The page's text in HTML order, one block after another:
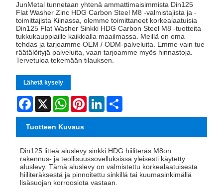
JunMetal tunnetaan yhtenä ammattimaisimmista Din125
Flat Washer Zinc HDG Carbon Steel M8 -valmistajista ja -
toimittajista Kiinassa, olemme toimittaneet korkealaatuisia
Din125 Flat Washer Sinkki HDG Carbon Steel M8 -tuotteita
tukkukauppiaille kaikkialla maailmassa. Meillä on oma
tehdas ja tarjoamme OEM / ODM-palveluita. Emme vain tue
räätälöityjä palveluita, vaan tarjoamme myös hinnastoja.
Tervetuloa tekemään tilauksen.
Lähetä kysely
Facebook
X WhatsAppPinterestLinkedIn
Tuotteen Kuvaus
Din125 litteä aluslevy sinkki HDG hiiliteräs M8on
rakennus- ja teollisuussovelluksissa yleisesti käytetty
aluslevy. Tämä aluslevy on valmistettu korkealaatuisesta
hiiliteräksestä ja pinnoitettu sinkillä tai kuumasinkimällä
lisäsuojan korroosiota vastaan.